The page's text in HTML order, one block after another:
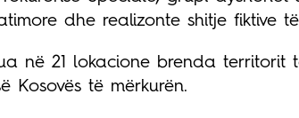
dhe realizonte shitje fiktive
në 21 lokacione brenda territorit
Kosovës të mërkurën.